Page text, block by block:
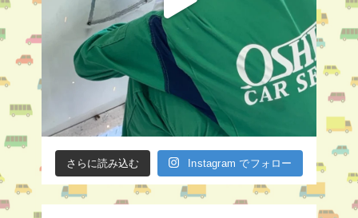
さらに読み込む Instagram でフォロー